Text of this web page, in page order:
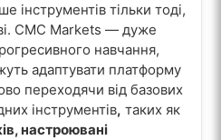
інструментів тільки тоді,
CMC Markets — дуже
навчання,
адаптувати платформу
переходячи від базових
інструментів, таких як
настроювані